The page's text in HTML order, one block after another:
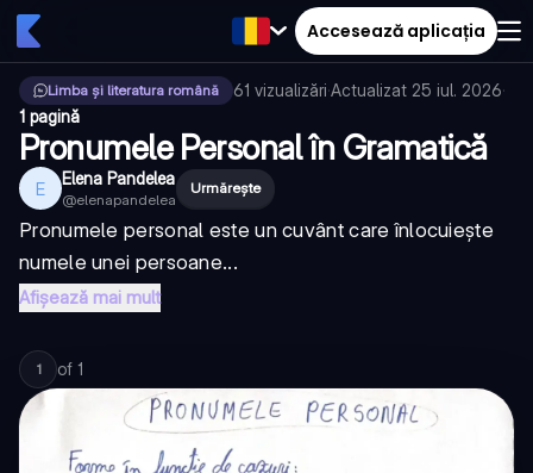
Accesează aplicația
Limba și literatura română 61 vizualizări·Actualizat 25 iul. 2026·
1 pagină
Pronumele Personal în Gramatică
E Elena Pandelea
@elenapandelea
Urmărește
Pronumele personal este un cuvânt care înlocuiește
numele unei persoane...
Afișează mai mult
1 of 1